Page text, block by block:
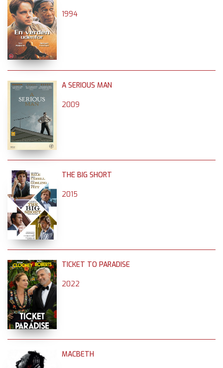
1994
A SERIOUS MAN
2009
THE BIG SHORT
2015
TICKET TO PARADISE
2022
MACBETH